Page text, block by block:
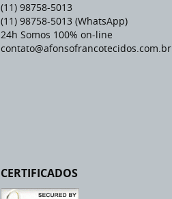
(11) 98758-5013
(11) 98758-5013 (WhatsApp)
24h Somos 100% on-line
contato@afonsofrancotecidos.com.br
CERTIFICADOS